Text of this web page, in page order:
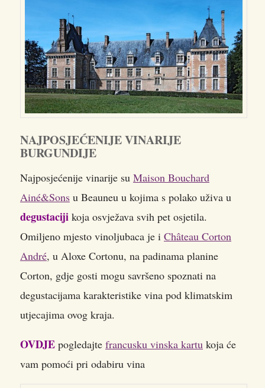
NAJPOSJEĆENIJE VINARIJE
BURGUNDIJE
Najposjećenije vinarije su Maison Bouchard
Ainé&Sons u Beauneu u kojima s polako uživa u
degustaciji koja osvježava svih pet osjetila.
Omiljeno mjesto vinoljubaca je i Château Corton
André, u Aloxe Cortonu, na padinama planine
Corton, gdje gosti mogu savršeno spoznati na
degustacijama karakteristike vina pod klimatskim
utjecajima ovog kraja.
OVDJE pogledajte francusku vinska kartu koja će
vam pomoći pri odabiru vina